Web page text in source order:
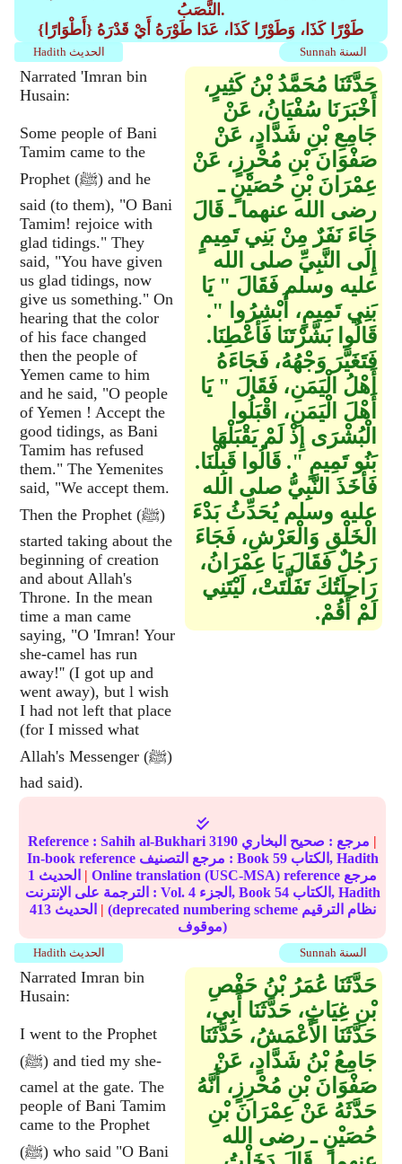
النَّصَبُ.
{أَطْوَارًا} طَوْرًا كَذَا، وَطَوْرًا كَذَا، عَدَا طَوْرَهُ أَيْ قَدْرَهُ
Sunnah السنة Hadith الحديث
Narrated 'Imran bin
Husain:
Some people of Bani
Tamim came to the
Prophet (ﷺ) and he
said (to them), "O Bani
Tamim! rejoice with
glad tidings." They
said, "You have given
us glad tidings, now
give us something." On
hearing that the color
of his face changed
then the people of
Yemen came to him
and he said, "O people
of Yemen ! Accept the
good tidings, as Bani
Tamim has refused
them." The Yemenites
said, "We accept them.
Then the Prophet (ﷺ)
started taking about the
beginning of creation
and about Allah's
Throne. In the mean
time a man came
saying, "O 'Imran! Your
she-camel has run
away!'' (I got up and
went away), but l wish
I had not left that place
(for I missed what
Allah's Messenger (ﷺ)
had said).
حَدَّثَنَا مُحَمَّدُ بْنُ كَثِيرٍ،
أَخْبَرَنَا سُفْيَانُ، عَنْ
جَامِعِ بْنِ شَدَّادٍ، عَنْ
صَفْوَانَ بْنِ مُحْرِزٍ، عَنْ
عِمْرَانَ بْنِ حُصَيْنٍ ـ
رضى الله عنهما ـ قَالَ
جَاءَ نَفَرٌ مِنْ بَنِي تَمِيمٍ
إِلَى النَّبِيِّ صلى الله
عليه وسلم فَقَالَ ‏"‏ يَا
بَنِي تَمِيمٍ، أَبْشِرُوا ‏"‏‏.‏
قَالُوا بَشَّرْتَنَا فَأَعْطِنَا‏.‏
فَتَغَيَّرَ وَجْهُهُ، فَجَاءَهُ
أَهْلُ الْيَمَنِ، فَقَالَ ‏"‏ يَا
أَهْلَ الْيَمَنِ، اقْبَلُوا
الْبُشْرَى إِذْ لَمْ يَقْبَلْهَا
بَنُو تَمِيمٍ ‏"‏‏.‏ قَالُوا قَبِلْنَا‏.‏
فَأَخَذَ النَّبِيُّ صلى الله
عليه وسلم يُحَدِّثُ بَدْءَ
الْخَلْقِ وَالْعَرْشِ، فَجَاءَ
رَجُلٌ فَقَالَ يَا عِمْرَانُ،
رَاحِلَتُكَ تَفَلَّتَتْ، لَيْتَنِي
لَمْ أَقُمْ‏.‏
Reference :Sahih al-Bukhari 3190 مرجع : صحيح البخاري
|
In-book reference مرجع التصنيف : Book 59
الكتاب, Hadith
1
| Online translation (USC-MSA) reference مرجع
الترجمة على الإنترنت : Vol. 4 الجزء, Book 54
الكتاب, Hadith
413
| (deprecated numbering scheme نظام الترقيم
موقوف)
Sunnah السنة Hadith الحديث
Narrated Imran bin
Husain:
I went to the Prophet
(ﷺ) and tied my she-
camel at the gate. The
people of Bani Tamim
came to the Prophet
(ﷺ) who said "O Bani
حَدَّثَنَا عُمَرُ بْنُ حَفْصِ
بْنِ غِيَاثٍ، حَدَّثَنَا أَبِي،
حَدَّثَنَا الأَعْمَشُ، حَدَّثَنَا
جَامِعُ بْنُ شَدَّادٍ، عَنْ
صَفْوَانَ بْنِ مُحْرِزٍ، أَنَّهُ
حَدَّثَهُ عَنْ عِمْرَانَ بْنِ
حُصَيْنٍ ـ رضى الله